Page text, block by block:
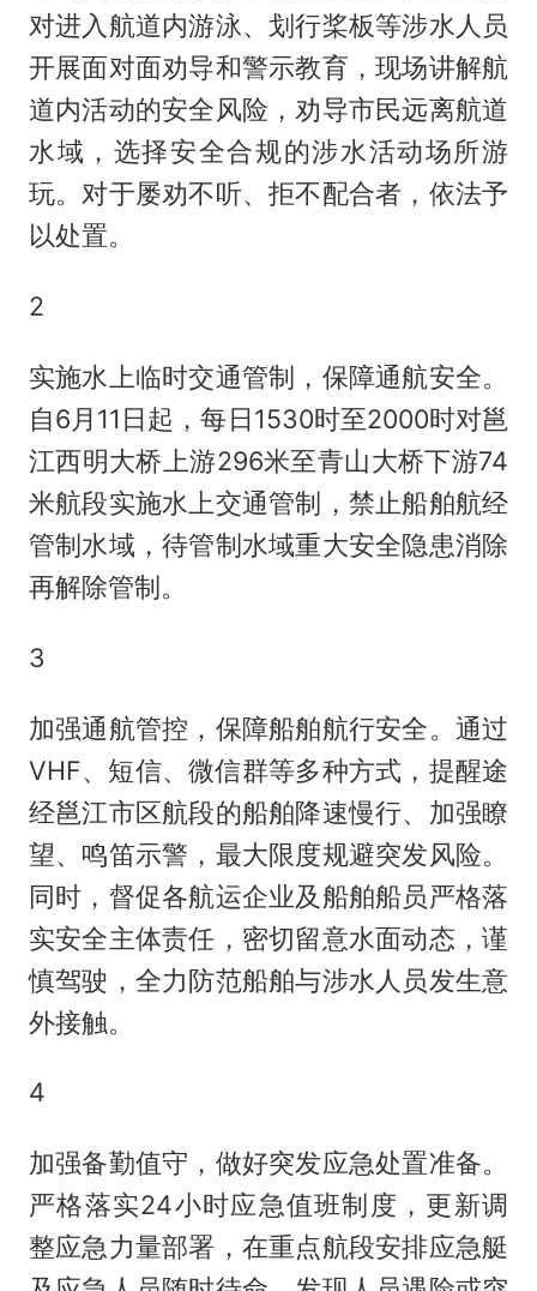
对进入航道内游泳、划行桨板等涉水人员
开展面对面劝导和警示教育，现场讲解航
道内活动的安全风险，劝导市民远离航道
水域，选择安全合规的涉水活动场所游
玩。对于屡劝不听、拒不配合者，依法予
以处置。
2
实施水上临时交通管制，保障通航安全。
自6月11日起，每日1530时至2000时对邕
江西明大桥上游296米至青山大桥下游74
米航段实施水上交通管制，禁止船舶航经
管制水域，待管制水域重大安全隐患消除
再解除管制。
3
加强通航管控，保障船舶航行安全。通过
VHF、短信、微信群等多种方式，提醒途
经邕江市区航段的船舶降速慢行、加强瞭
望、鸣笛示警，最大限度规避突发风险。
同时，督促各航运企业及船舶船员严格落
实安全主体责任，密切留意水面动态，谨
慎驾驶，全力防范船舶与涉水人员发生意
外接触。
4
加强备勤值守，做好突发应急处置准备。
严格落实24小时应急值班制度，更新调
整应急力量部署，在重点航段安排应急艇